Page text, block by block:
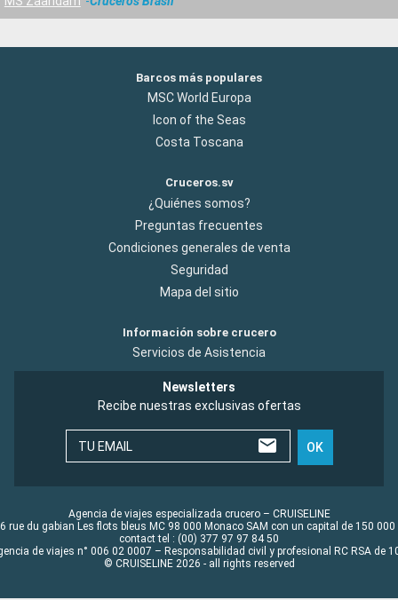
Barcos más populares
MSC World Europa
Icon of the Seas
Costa Toscana
Cruceros.sv
¿Quiénes somos?
Preguntas frecuentes
Condiciones generales de venta
Seguridad
Mapa del sitio
Información sobre crucero
Servicios de Asistencia
Newsletters
Recibe nuestras exclusivas ofertas
TU EMAIL OK
Agencia de viajes especializada crucero – CRUISELINE
rue du gabian Les flots bleus MC 98 000 Monaco SAM con un capital de 150 000
contact tel : (00) 377 97 97 84 50
de viajes n° 006 02 0007 – Responsabilidad civil y profesional RC RSA de
© CRUISELINE 2026 - all rights reserved